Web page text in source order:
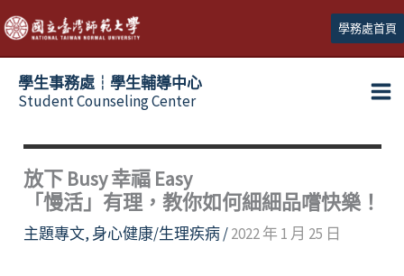
跳
至
主
學務處首頁
學生事務處┆學生輔導中心
Student Counseling Center
放下 Busy 幸福 Easy
「慢活」有理，教你如何細細品嚐快樂！
主題專文, 身心健康/生理疾病/2022 年 1 月 25 日